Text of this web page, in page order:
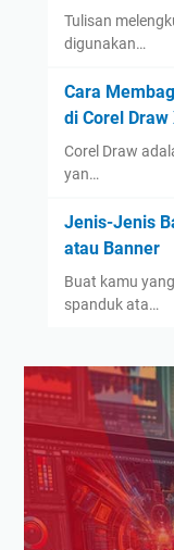
Tulisan
digunakan…
Cara
di Corel Draw
Corel Draw
yan…
Jenis-Jenis
atau Banner
Buat kamu
spanduk ata…